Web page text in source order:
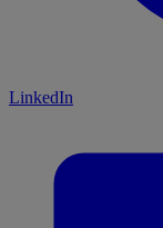
LinkedIn